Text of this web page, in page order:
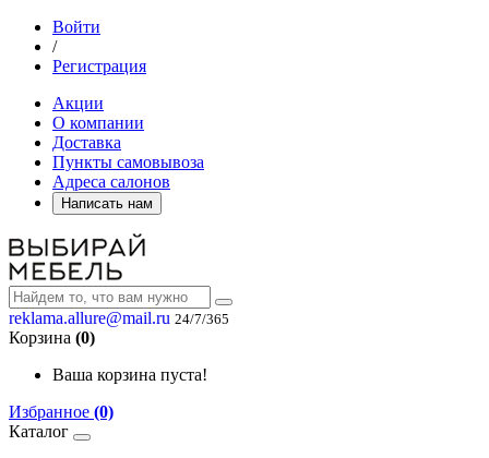
Войти
/
Регистрация
Акции
О компании
Доставка
Пункты самовывоза
Адреса салонов
Написать нам
reklama.allure@mail.ru 24/7/365
Корзина (0)
Ваша корзина пуста!
Избранное (0)
Каталог